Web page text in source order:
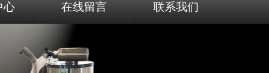
心 在线留言 联系我们